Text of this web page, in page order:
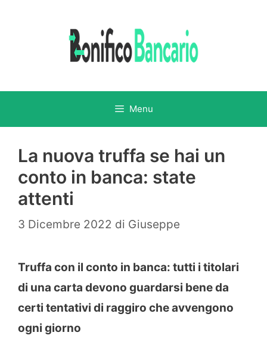
Menu
La nuova truffa se hai un
conto in banca: state
attenti
3 Dicembre 2022 di Giuseppe
Truffa con il conto in banca: tutti i titolari
di una carta devono guardarsi bene da
certi tentativi di raggiro che avvengono
ogni giorno